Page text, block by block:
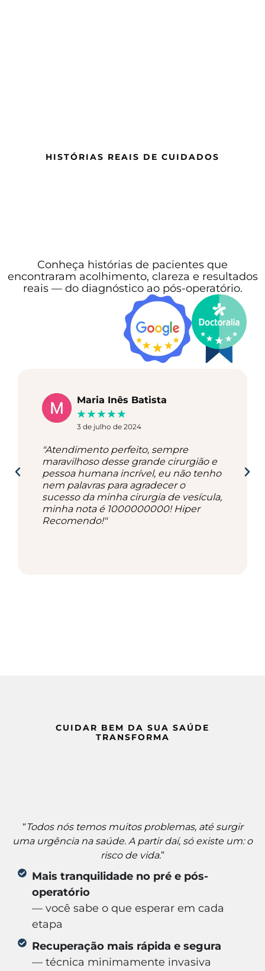
HISTÓRIAS REAIS DE CUIDADOS
Conheça histórias de pacientes que
encontraram acolhimento, clareza e resultados
reais — do diagnóstico ao pós-operatório.
Maria Inês Batista
★★★★★
3 de julho de 2024
"Atendimento perfeito, sempre
maravilhoso desse grande cirurgião e
pessoa humana incrível, eu não tenho
nem palavras para agradecer o
sucesso da minha cirurgia de vesícula,
minha nota é 1000000000! Hiper
Recomendo!"
CUIDAR BEM DA SUA SAÚDE
TRANSFORMA
“Todos nós temos muitos problemas, até surgir
uma urgência na saúde. A partir daí, só existe um: o
risco de vida.”
Mais tranquilidade no pré e pós-
operatório
— você sabe o que esperar em cada
etapa
Recuperação mais rápida e segura
— técnica minimamente invasiva